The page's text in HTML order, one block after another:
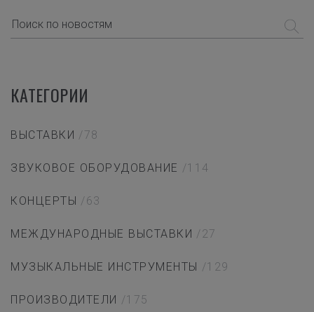
КАТЕГОРИИ
ВЫСТАВКИ /78
ЗВУКОВОЕ ОБОРУДОВАНИЕ /114
КОНЦЕРТЫ /63
МЕЖДУНАРОДНЫЕ ВЫСТАВКИ /27
МУЗЫКАЛЬНЫЕ ИНСТРУМЕНТЫ /129
ПРОИЗВОДИТЕЛИ /175